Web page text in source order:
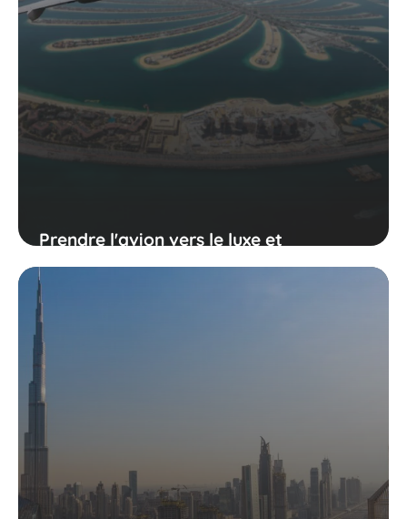
Prendre l'avion vers le luxe et
l'extravagance : les meilleurs endroits à
visiter à Dubaï